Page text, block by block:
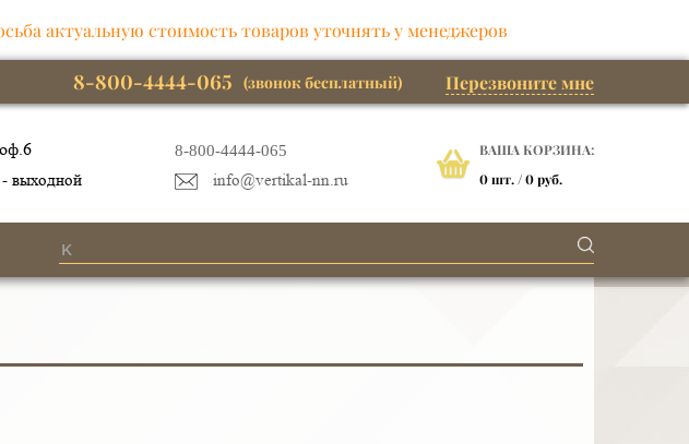
актуальную стоимость товаров уточнять у менеджеров
8-800-4444-065 (звонок бесплатный) Перезвоните мне
выходной
8-800-4444-065
info@vertikal-nn.ru
ВАША КОРЗИНА:
0шт. /0 руб.